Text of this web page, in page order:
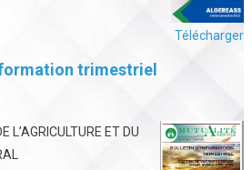
Télécharger
trimestriel
L’AGRICULTURE ET DU